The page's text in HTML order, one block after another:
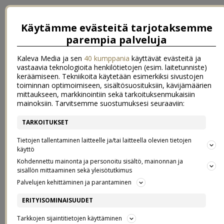
Vain sateen ropina ja syreenin oksat
AURINKOSUOJA JA MUUT
LOMALAISEN LUOTETTAVAT
YSTÄVÄT
Käytämme evästeitä tarjotaksemme
parempia palveluja
Kaleva Media ja sen 40 kumppania käyttävät evästeitä ja
vastaavia teknologioita henkilötietojen (esim. laitetunniste)
keräämiseen. Tekniikoita käytetään esimerkiksi sivustojen
toiminnan optimoimiseen, sisältösuosituksiin, kävijämäärien
mittaukseen, markkinointiin sekä tarkoituksenmukaisiin
mainoksiin. Tarvitsemme suostumuksesi seuraaviin:
TARKOITUKSET
Tietojen tallentaminen laitteelle ja/tai laitteella olevien tietojen
käyttö
Kohdennettu mainonta ja personoitu sisältö, mainonnan ja
sisällön mittaaminen sekä yleisötutkimus
Palvelujen kehittäminen ja parantaminen
ERITYISOMINAISUUDET
Tarkkojen sijaintitietojen käyttäminen